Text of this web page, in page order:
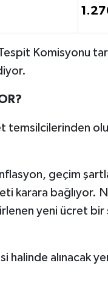
Komisyonu
temsilcilerinden
geçim
karara bağlıyor.
yeni ücret bir
halinde alınacak